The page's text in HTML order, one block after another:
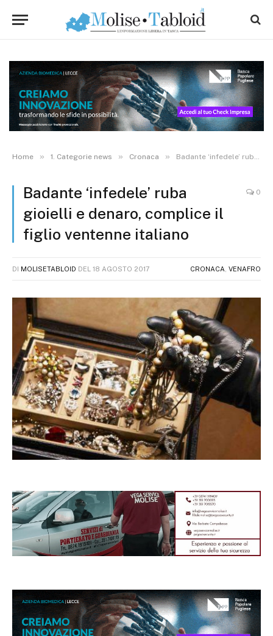
Home » 1. Categorie news » Cronaca » Badante ‘infedele’ ruba gioielli e denaro, complice il figlio ventenne italiano
Badante ‘infedele’ ruba
gioielli e denaro, complice il
figlio ventenne italiano
0
DI MOLISETABLOID DEL 18 AGOSTO 2017 CRONACA VENAFRO